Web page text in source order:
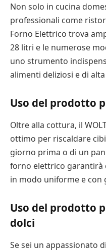
Non solo in cucina
professionali come
Forno Elettrico trova
28 litri e le numerose
uno strumento
alimenti deliziosi e di
Uso del prodotto
Oltre alla cottura, il
ottimo per riscaldare
giorno prima o di un
forno elettrico garantirà
in modo uniforme e con
Uso del prodotto
dolci
Se sei un appassionato